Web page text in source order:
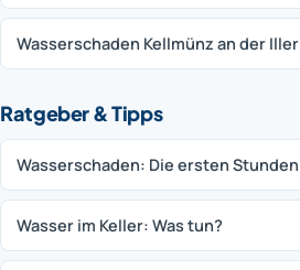
Wasserschaden Kellmünz an der Iller
Ratgeber & Tipps
Wasserschaden: Die ersten Stunden
Wasser im Keller: Was tun?